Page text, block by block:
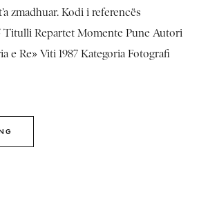
zmadhuar. Kodi i referencës
Titulli Repartet Momente Pune Autori
e Re» Viti 1987 Kategoria Fotografi